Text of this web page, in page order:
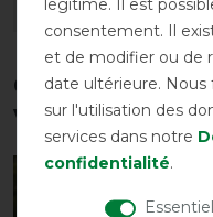
LISTE DE
Ces produits
vous intéresser
consentement. Il
et de modifier ou de
date ultérieure. Nous
sur l'utilisation des
services dans notre
confidentialité.
Essentiel